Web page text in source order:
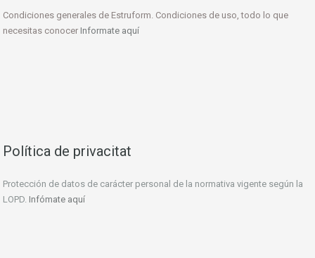
Condiciones generales de Estruform. Condiciones de uso, todo lo que
necesitas conocer Informate aquí
Política de privacitat
Protección de datos de carácter personal de la normativa vigente según la
LOPD. Infómate aquí